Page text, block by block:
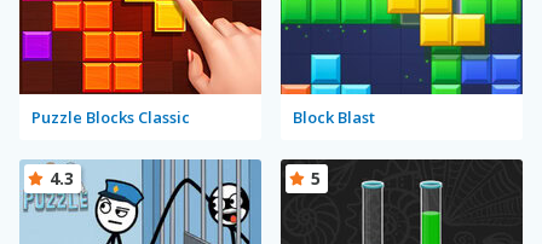
Puzzle Blocks Classic Block Blast
4.3 5